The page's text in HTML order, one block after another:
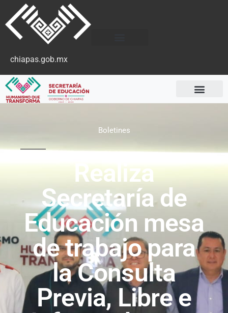
chiapas.gob.mx
Boletines
Realiza
Secretaría de
Educación mesa
de trabajo para
la Consulta
Previa, Libre e